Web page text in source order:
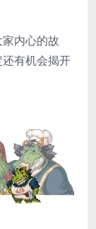
内心的故
有机会揭开